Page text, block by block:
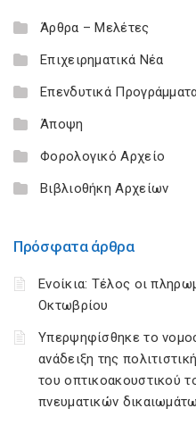
Άρθρα – Μελέτες
Επιχειρηματικά Νέα
Επενδυτικά
Άποψη
Φορολογικό Αρχείο
Βιβλιοθήκη Αρχείων
Πρόσφατα άρθρα
Ενοίκια: Τέλος οι
Οκτωβρίου
Υπερψηφίσθηκε το
ανάδειξη της
του οπτικοακουστικού
πνευματικών